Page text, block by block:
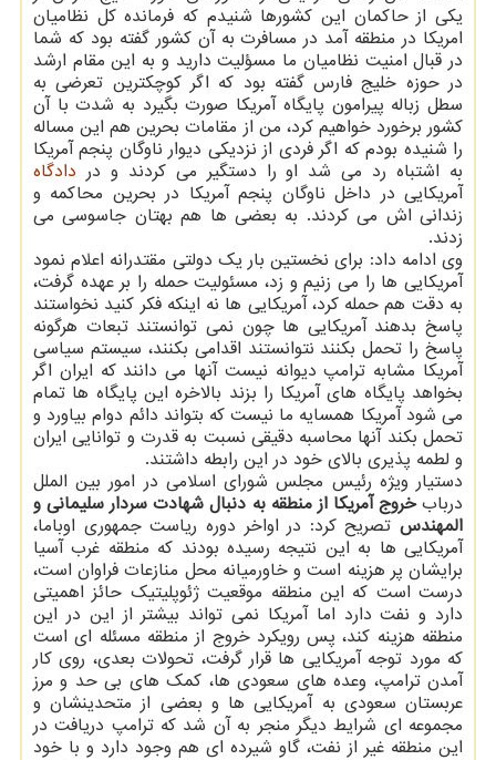
یكی از حاكمان این كشورها شنیدم كه فرمانده كل نظامیان
امریكا در منطقه آمد در مسافرت به آن كشور گفته بود كه شما
در قبال امنیت نظامیان ما مسؤلیت دارید و به این مقام ارشد
در حوزه خلیج فارس گفته بود كه اگر كوچكترین تعرضی به
سطل زباله پیرامون پایگاه آمریكا صورت بگیرد به شدت با آن
كشور برخورد خواهیم كرد، من از مقامات بحرین هم این مساله
را شنیده بودم كه اگر فردی از نزدیكی دیوار ناوگان پنجم آمریكا
به اشتباه رد می شد او را دستگیر می كردند و در دادگاه
آمریكایی در داخل ناوگان پنجم آمریكا در بحرین محاكمه و
زندانی اش می كردند. به بعضی ها هم بهتان جاسوسی می
زدند.
وی ادامه داد: برای نخستین بار یك دولتی مقتدرانه اعلام نمود
آمریكایی ها را می زنیم و زد، مسئولیت حمله را بر عهده گرفت،
به دقت هم حمله كرد، آمریكایی ها نه اینكه فكر كنید نخواستند
پاسخ بدهند آمریكایی ها چون نمی توانستند تبعات هرگونه
پاسخ را تحمل بكنند نتوانستند اقدامی بكنند، سیستم سیاسی
آمریكا مشابه ترامپ دیوانه نیست آنها می دانند كه ایران اگر
بخواهد پایگاه های آمریكا را بزند بالاخره این پایگاه ها تمام
می شود آمریكا همسایه ما نیست كه بتواند دائم دوام بیاورد و
تحمل بكند آنها محاسبه دقیقی نسبت به قدرت و توانایی ایران
و لطمه پذیری بالای خود در این رابطه داشتند.
دستیار ویژه رئیس مجلس شورای اسلامی در امور بین الملل
دربابخروج آمریكا از منطقه به دنبال شهادت سردار سلیمانی و
المهندس تصریح كرد: در اواخر دوره ریاست جمهوری اوباما،
آمریكایی ها به این نتیجه رسیده بودند كه منطقه غرب آسیا
برایشان پر هزینه است و خاورمیانه محل منازعات فراوان است،
درست است كه این منطقه موقعیت ژئوپلیتیك حائز اهمیتی
دارد و نفت دارد اما آمریكا نمی تواند بیشتر از این در این
منطقه هزینه كند، پس رویكرد خروج از منطقه مسئله ای است
كه مورد توجه آمریكایی ها قرار گرفت، تحولات بعدی، روی كار
آمدن ترامپ، وعده های سعودی ها، كمك های بی حد و مرز
عربستان سعودی به آمریكایی ها و بعضی از متحدینشان و
مجموعه ای شرایط دیگر منجر به آن شد كه ترامپ دریافت در
این منطقه غیر از نفت، گاو شیرده ای هم وجود دارد و با خود